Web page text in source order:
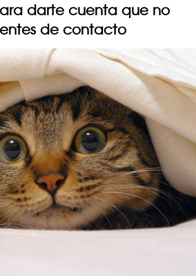
darte cuenta que no
de contacto